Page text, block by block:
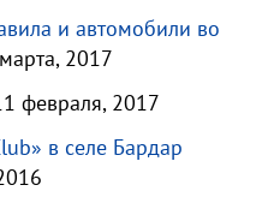
и автомобили во
2017
февраля, 2017
в селе Бардар